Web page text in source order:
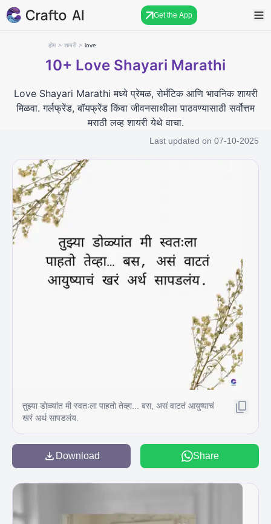
Get the App
होम > शायरी > love
10+ Love Shayari Marathi
Love Shayari Marathi मध्ये प्रेमळ, रोमँटिक आणि भावनिक शायरी
मिळवा. गर्लफ्रेंड, बॉयफ्रेंड किंवा जीवनसाथीला पाठवण्यासाठी सर्वोत्तम
मराठी लव्ह शायरी येथे वाचा.
Last updated on 07-10-2025
तुझ्या डोळ्यांत मी स्वतःला पाहतो तेव्हा... बस, असं वाटतं आयुष्याचं
खरं अर्थ सापडलंय.
Download Share